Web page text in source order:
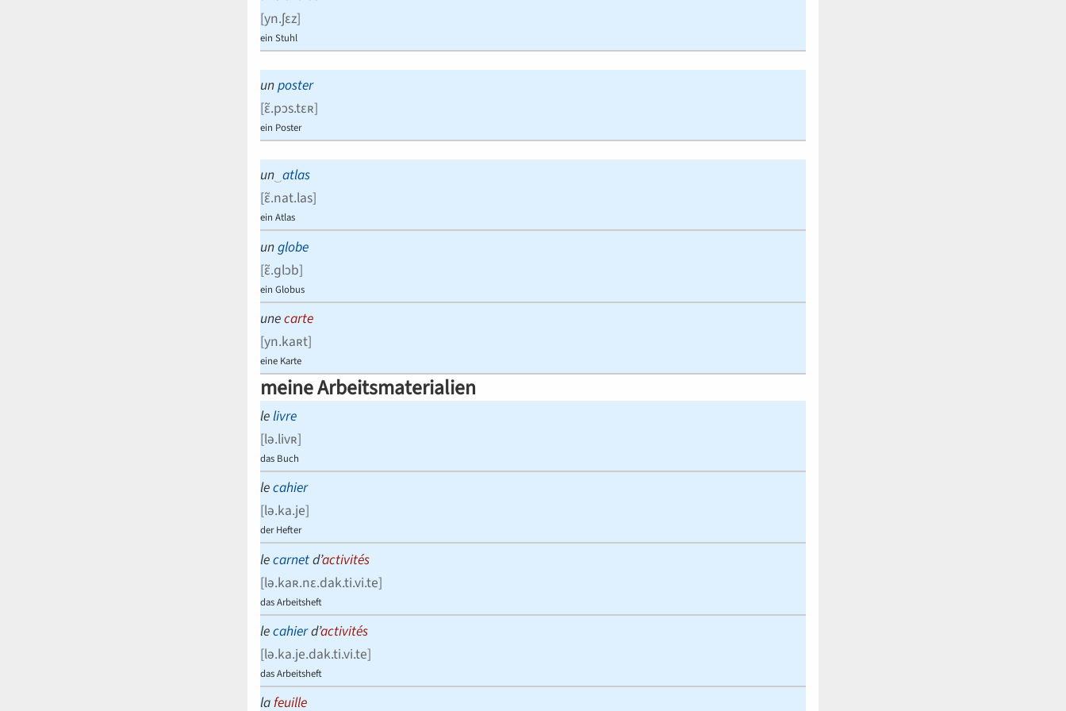
[yn.ʃɛz]
ein Stuhl
unposter
[ɛ̃.pɔs.tɛʀ]
ein Poster
un atlas
[ɛ̃.nat.las]
ein Atlas
unglobe
[ɛ̃.ɡlɔb]
ein Globus
unecarte
[yn.kaʀt]
eine Karte
meine Arbeitsmaterialien
lelivre
[lə.livʀ]
das Buch
lecahier
[lə.ka.je]
der Hefter
lecarnetd’activités
[lə.kaʀ.nɛ.dak.ti.vi.te]
das Arbeitsheft
lecahierd’activités
[lə.ka.je.dak.ti.vi.te]
das Arbeitsheft
lafeuille